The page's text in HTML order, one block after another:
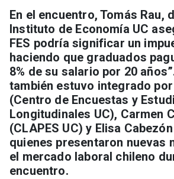
En el encuentro, Tomás Rau,
Instituto de Economía UC
FES podría significar un
haciendo que graduados
8% de su salario por 20
también estuvo integrado
(Centro de Encuestas y
Longitudinales UC), Carmen
(CLAPES UC) y Elisa
quienes presentaron nuevas
el mercado laboral chileno
encuentro.